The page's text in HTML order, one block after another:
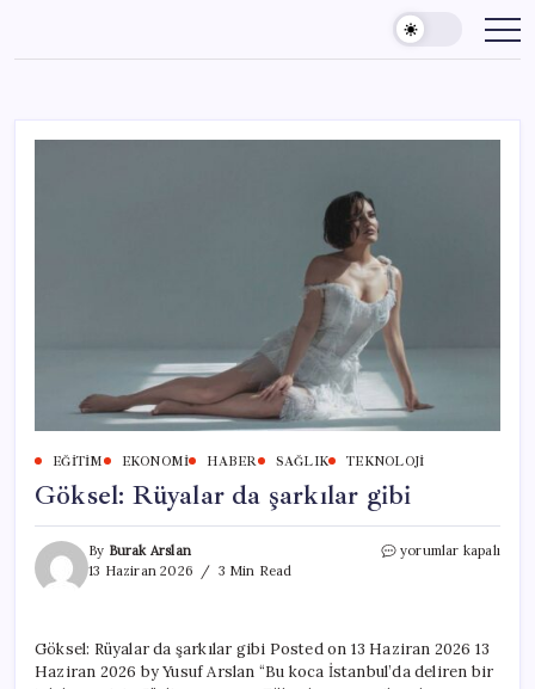
content
EĞITIM EKONOMI HABER SAĞLIK TEKNOLOJI
Göksel: Rüyalar da şarkılar gibi
By Burak Arslan
13 Haziran 2026
3 Min Read
Göksel:
için
yorumlar kapalı
Göksel: Rüyalar da şarkılar gibi Posted on 13 Haziran 2026 13
Haziran 2026 by Yusuf Arslan “Bu koca İstanbul’da deliren bir